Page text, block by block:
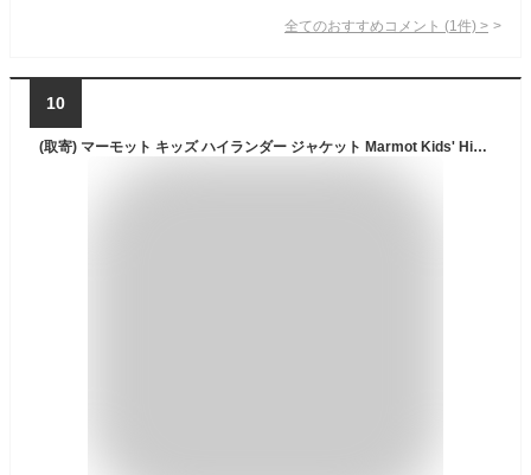
全てのおすすめコメント (1 件) >
10
(取寄) マーモット キッズ ハイランダー ジャケット Marmot Kids' Highlander Jacket Dark Azure / Foliage